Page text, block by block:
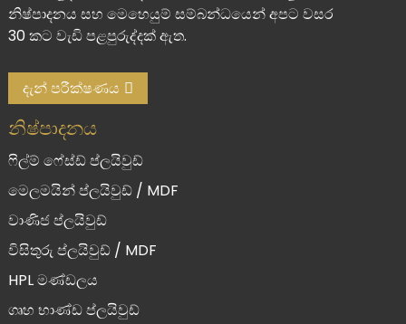
නිෂ්පාදනය සහ මෙහෙයුම් සම්බන්ධයෙන් අපට වසර
30 කට වැඩි පළපුරුද්දක් ඇත.
දැන් පරීක්ෂණය
නිෂ්පාදනය
ෆිල්ම් ෆේස්ඩ් ප්ලයිවුඩ්
මෙලමයින් ප්ලයිවුඩ් / MDF
වාණිජ ප්ලයිවුඩ්
විසිතුරු ප්ලයිවුඩ් / MDF
HPL මණ්ඩලය
ගෘහ භාණ්ඩ ප්ලයිවුඩ්